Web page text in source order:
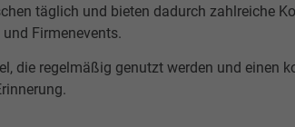
täglich und bieten dadurch zahlreiche
Firmenevents.
die regelmäßig genutzt werden und einen